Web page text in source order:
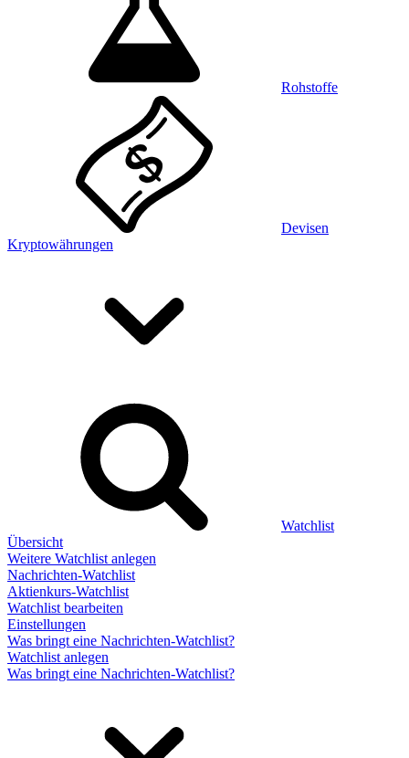
Rohstoffe
Devisen
Kryptowährungen
Watchlist
Übersicht
Weitere Watchlist anlegen
Nachrichten-Watchlist
Aktienkurs-Watchlist
Watchlist bearbeiten
Einstellungen
Was bringt eine Nachrichten-Watchlist?
Watchlist anlegen
Was bringt eine Nachrichten-Watchlist?